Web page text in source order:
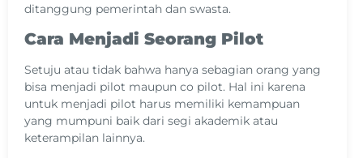
ditanggung pemerintah dan swasta.
Cara Menjadi Seorang Pilot
Setuju atau tidak bahwa hanya sebagian orang yang
bisa menjadi pilot maupun co pilot. Hal ini karena
untuk menjadi pilot harus memiliki kemampuan
yang mumpuni baik dari segi akademik atau
keterampilan lainnya.